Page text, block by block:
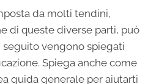
da molti tendini,
di queste diverse parti, può
vengono spiegati
Spiega anche come
guida generale per aiutarti